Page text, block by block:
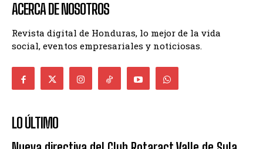
ACERCA DE NOSOTROS
Revista digital de Honduras, lo mejor de la vida
social, eventos empresariales y noticiosas.
LO ÚLTIMO